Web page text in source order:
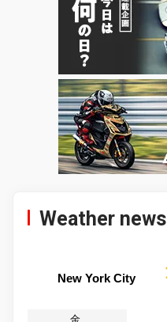
Weather news
New York City
金